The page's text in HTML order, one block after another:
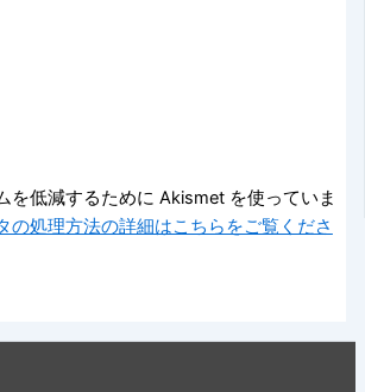
を低減するために Akismet を使っていま
の処理方法の詳細はこちらをご覧くださ